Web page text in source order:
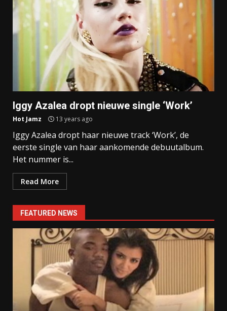
Iggy Azalea dropt nieuwe single ‘Work’
Hot Jamz 13 years ago
Iggy Azalea dropt haar nieuwe track ‘Work’, de
eerste single van haar aankomende debuutalbum.
Het nummer is...
Read More
FEATURED NEWS